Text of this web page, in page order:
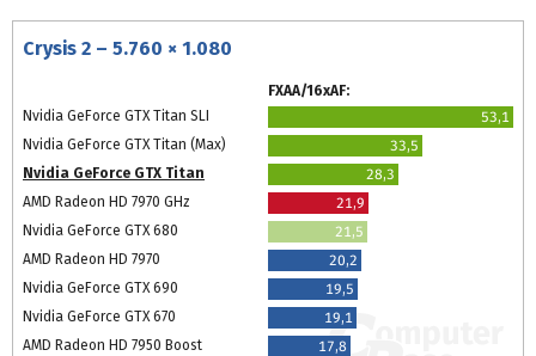
Crysis 2 – 5.760 × 1.080
FXAA/16xAF:
Nvidia GeForce GTX Titan SLI
53,1
Nvidia GeForce GTX Titan (Max)
33,5
Nvidia GeForce GTX Titan
28,3
AMD Radeon HD 7970 GHz
21,9
Nvidia GeForce GTX 680
21,5
AMD Radeon HD 7970
20,2
Nvidia GeForce GTX 690
19,5
Nvidia GeForce GTX 670
19,1
AMD Radeon HD 7950 Boost
17,8